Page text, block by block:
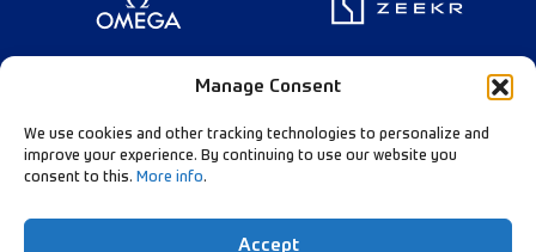
Manage Consent
We use cookies and other tracking technologies to personalize and
improve your experience. By continuing to use our website you
consent to this. More info.
Accept
Founding Partner
Data Privacy